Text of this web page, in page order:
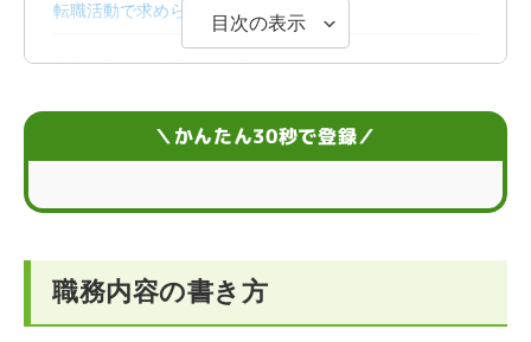
転職活動で求められる職務内容とは？
職務経歴書・履歴書で採用担当者がチェックすること
職務経歴書に職務内容とあわせて記載する項目
目次の表示
＼かんたん30秒で登録／
職務内容の書き方